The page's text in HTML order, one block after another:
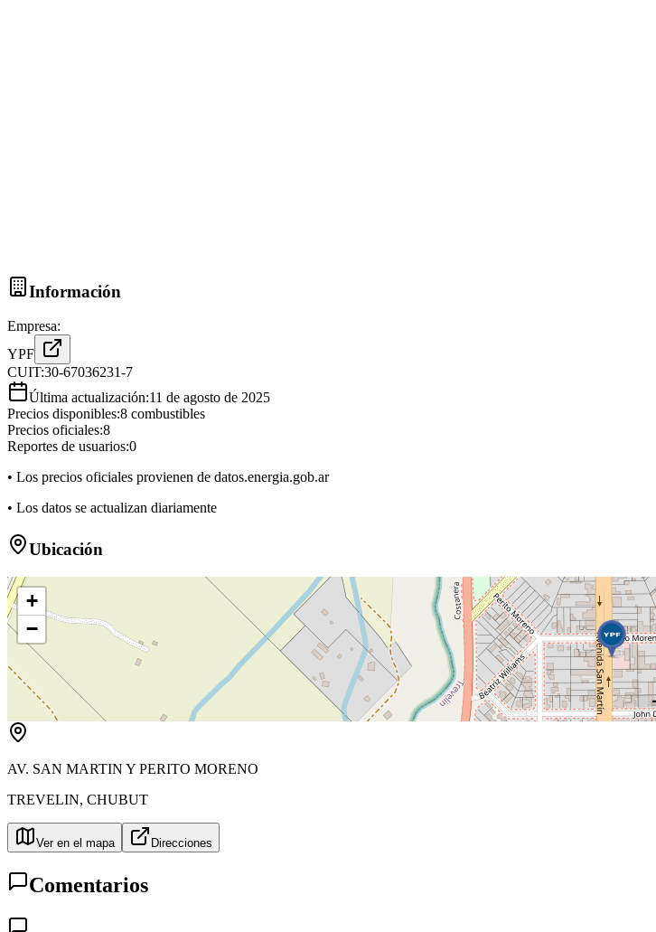
Información
Empresa:
YPF
CUIT:30-67036231-7
Última actualización:11 de agosto de 2025
Precios disponibles:8 combustibles
Precios oficiales:8
Reportes de usuarios:0
• Los precios oficiales provienen de datos.energia.gob.ar
• Los datos se actualizan diariamente
Ubicación
+
−
AV. SAN MARTIN Y PERITO MORENO
TREVELIN, CHUBUT
Ver en el mapa Direcciones
Comentarios